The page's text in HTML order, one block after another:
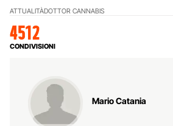
ATTUALITÀDOTTOR CANNABIS
4512
CONDIVISIONI
Mario Catania